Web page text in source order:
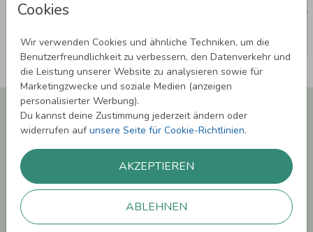
Cookies
Wir verwenden Cookies und ähnliche Techniken, um die
Benutzerfreundlichkeit zu verbessern, den Datenverkehr und
die Leistung unserer Website zu analysieren sowie für
Marketingzwecke und soziale Medien (anzeigen
personalisierter Werbung).
Du kannst deine Zustimmung jederzeit ändern oder
widerrufen aufunsere Seite für Cookie-Richtlinien.
AKZEPTIEREN
ABLEHNEN
Newsletter abonnieren und 5,00 € Rabatt**
sichern!
Laufenden.